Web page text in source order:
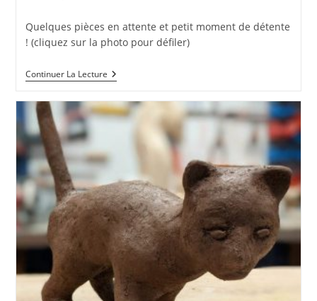
Quelques pièces en attente et petit moment de détente
! (cliquez sur la photo pour défiler)
Continuer La LectureTravaux
En
En
Attente
Cuisson